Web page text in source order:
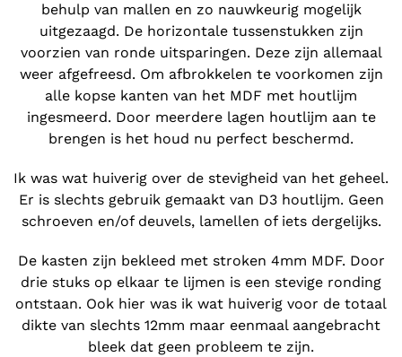
behulp van mallen en zo nauwkeurig mogelijk
uitgezaagd. De horizontale tussenstukken zijn
voorzien van ronde uitsparingen. Deze zijn allemaal
weer afgefreesd. Om afbrokkelen te voorkomen zijn
alle kopse kanten van het MDF met houtlijm
ingesmeerd. Door meerdere lagen houtlijm aan te
brengen is het houd nu perfect beschermd.
Ik was wat huiverig over de stevigheid van het geheel.
Er is slechts gebruik gemaakt van D3 houtlijm. Geen
schroeven en/of deuvels, lamellen of iets dergelijks.
De kasten zijn bekleed met stroken 4mm MDF. Door
drie stuks op elkaar te lijmen is een stevige ronding
ontstaan. Ook hier was ik wat huiverig voor de totaal
dikte van slechts 12mm maar eenmaal aangebracht
bleek dat geen probleem te zijn.